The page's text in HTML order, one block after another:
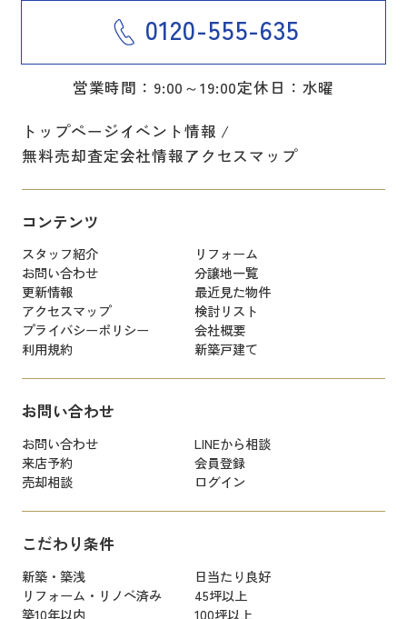
0120-555-635
営業時間：9:00～19:00定休日：水曜
トップページイベント情報
無料売却査定会社情報アクセスマップ
コンテンツ
スタッフ紹介
リフォーム
お問い合わせ
分譲地一覧
更新情報
最近見た物件
アクセスマップ
検討リスト
プライバシーポリシー
会社概要
利用規約
新築戸建て
お問い合わせ
お問い合わせ
LINEから相談
来店予約
会員登録
売却相談
ログイン
こだわり条件
新築・築浅
日当たり良好
リフォーム・リノベ済み
45坪以上
築10年以内
100坪以上